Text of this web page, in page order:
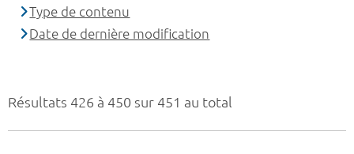
Résultats 426 à 450 sur 451 au total
Type de contenu
Date de dernière modification